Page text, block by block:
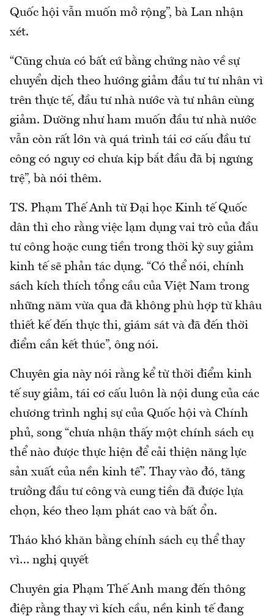
Quốc hội vẫn muốn mở rộng”, bà Lan nhận
xét.
“Cũng chưa có bất cứ bằng chứng nào về sự
chuyển dịch theo hướng giảm đầu tư tư nhân vì
trên thực tế, đầu tư nhà nước và tư nhân cùng
giảm. Dường như ham muốn đầu tư nhà nước
vẫn còn rất lớn và quá trình tái cơ cấu đầu tư
công có nguy cơ chưa kịp bắt đầu đã bị ngưng
trệ”, bà nói thêm.
TS. Phạm Thế Anh từ Đại học Kinh tế Quốc
dân thì cho rằng việc lạm dụng vai trò của đầu
tư công hoặc cung tiền trong thời kỳ suy giảm
kinh tế sẽ phản tác dụng. “Có thể nói, chính
sách kích thích tổng cầu của Việt Nam trong
những năm vừa qua đã không phù hợp từ khâu
thiết kế đến thực thi, giám sát và đã đến thời
điểm cần kết thúc”, ông nói.
Chuyên gia này nói rằng kể từ thời điểm kinh
tế suy giảm, tái cơ cấu luôn là nội dung của các
chương trình nghị sự của Quốc hội và Chính
phủ, song “chưa nhận thấy một chính sách cụ
thể nào được thực hiện để cải thiện năng lực
sản xuất của nền kinh tế”. Thay vào đó, tăng
trưởng đầu tư công và cung tiền đã được lựa
chọn, kéo theo lạm phát cao và bất ổn.
Tháo khó khăn bằng chính sách cụ thể thay
vì… nghị quyết
Chuyên gia Phạm Thế Anh mang đến thông
điệp rằng thay vì kích cầu, nền kinh tế đang